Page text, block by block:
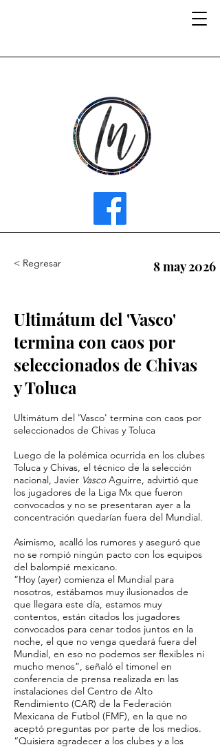
< Regresar 8 may 2026
Ultimátum del 'Vasco'
termina con caos por
seleccionados de Chivas
y Toluca
Ultimátum del 'Vasco' termina con caos por
seleccionados de Chivas y Toluca
Luego de la polémica ocurrida en los clubes
Toluca y Chivas, el técnico de la selección
nacional, Javier VascoAguirre, advirtió que
los jugadores de la Liga Mx que fueron
convocados y no se presentaran ayer a la
concentración quedarían fuera del Mundial.
Asimismo, acalló los rumores y aseguró que
no se rompió ningún pacto con los equipos
del balompié mexicano.
“Hoy (ayer) comienza el Mundial para
nosotros, estábamos muy ilusionados de
que llegara este día, estamos muy
contentos, están citados los jugadores
convocados para cenar todos juntos en la
noche, el que no venga quedará fuera del
Mundial, en eso no podemos ser flexibles ni
mucho menos”, señaló el timonel en
conferencia de prensa realizada en las
instalaciones del Centro de Alto
Rendimiento (CAR) de la Federación
Mexicana de Futbol (FMF), en la que no
aceptó preguntas por parte de los medios.
“Quisiera agradecer a los clubes y a los